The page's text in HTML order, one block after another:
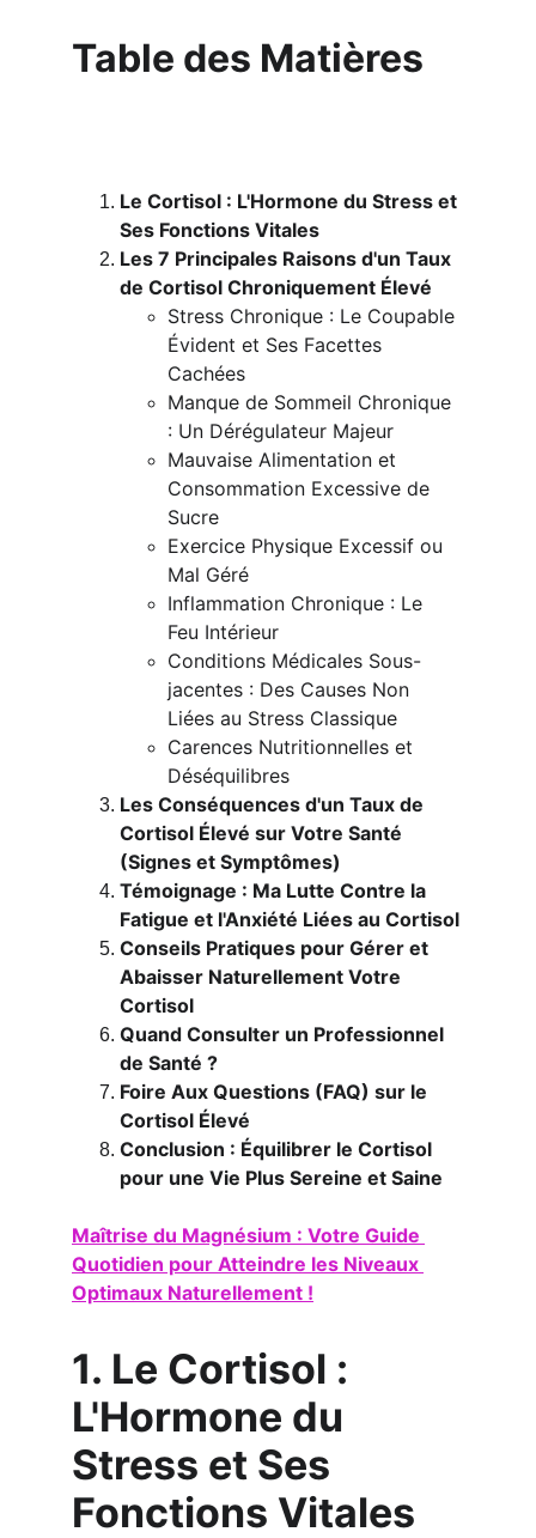
Table des Matières
Le Cortisol : L'Hormone du Stress et
Ses Fonctions Vitales
Les 7 Principales Raisons d'un Taux
de Cortisol Chroniquement Élevé
Stress Chronique : Le Coupable
Évident et Ses Facettes
Cachées
Manque de Sommeil Chronique
: Un Dérégulateur Majeur
Mauvaise Alimentation et
Consommation Excessive de
Sucre
Exercice Physique Excessif ou
Mal Géré
Inflammation Chronique : Le
Feu Intérieur
Conditions Médicales Sous-
jacentes : Des Causes Non
Liées au Stress Classique
Carences Nutritionnelles et
Déséquilibres
Les Conséquences d'un Taux de
Cortisol Élevé sur Votre Santé
(Signes et Symptômes)
Témoignage : Ma Lutte Contre la
Fatigue et l'Anxiété Liées au Cortisol
Conseils Pratiques pour Gérer et
Abaisser Naturellement Votre
Cortisol
Quand Consulter un Professionnel
de Santé ?
Foire Aux Questions (FAQ) sur le
Cortisol Élevé
Conclusion : Équilibrer le Cortisol
pour une Vie Plus Sereine et Saine
Maîtrise du Magnésium : Votre Guide
Quotidien pour Atteindre les Niveaux
Optimaux Naturellement !
1. Le Cortisol :
L'Hormone du
Stress et Ses
Fonctions Vitales